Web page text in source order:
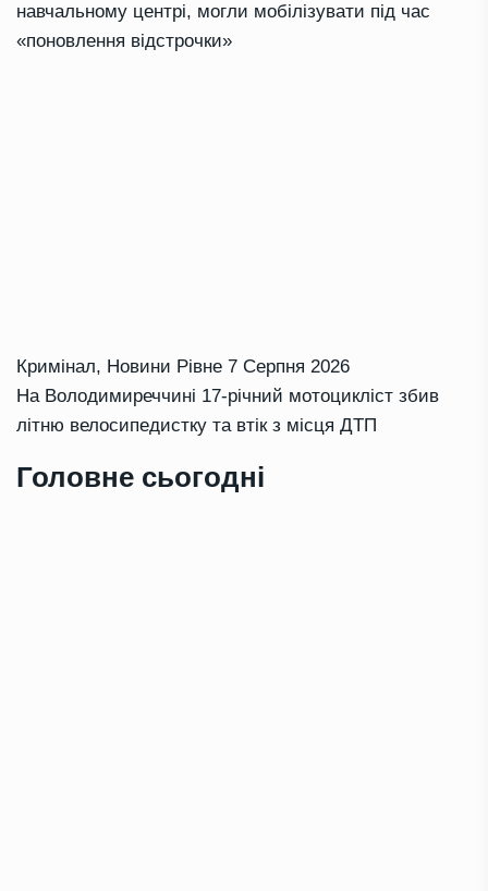
навчальному центрі, могли мобілізувати під час
«поновлення відстрочки»
Кримінал, Новини Рівне 7 Серпня 2026
На Володимиреччині 17-річний мотоцикліст збив
літню велосипедистку та втік з місця ДТП
Головне сьогодні